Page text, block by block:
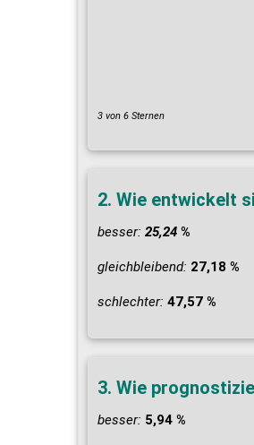
3 von 6 Sternen
2. Wie entwickelt
besser: 25,24 %
gleichbleibend: 27,18 %
schlechter: 47,57 %
3. Wie
besser: 5,94 %